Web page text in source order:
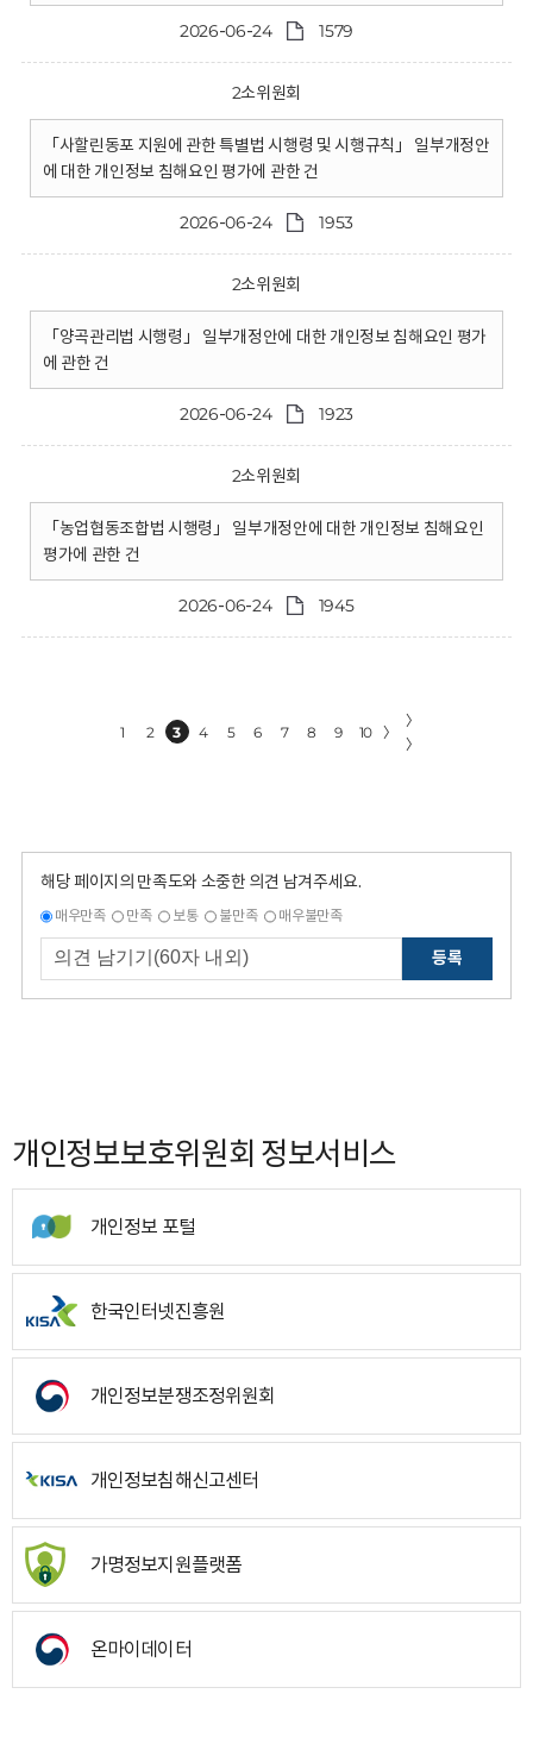
2026-06-24 1579
2소위원회
「사할린동포 지원에 관한 특별법 시행령 및 시행규칙」 일부개정안
에 대한 개인정보 침해요인 평가에 관한 건
2026-06-24 1953
2소위원회
「양곡관리법 시행령」 일부개정안에 대한 개인정보 침해요인 평가
에 관한 건
2026-06-24 1923
2소위원회
「농업협동조합법 시행령」 일부개정안에 대한 개인정보 침해요인
평가에 관한 건
2026-06-24 1945
1 2 3 4 5 6 7 8 9 10 〉
〉
〉
해당 페이지의 만족도와 소중한 의견 남겨주세요.
매우만족 만족 보통 불만족 매우불만족
등록
개인정보보호위원회 정보서비스
개인정보 포털
한국인터넷진흥원
개인정보분쟁조정위원회
개인정보침해신고센터
가명정보지원플랫폼
온마이데이터